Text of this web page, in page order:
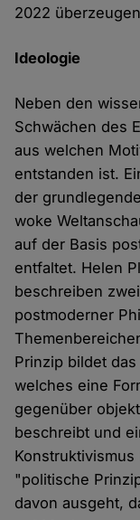
2022
Ideologie
Neben den
Schwächen des
aus welchen
entstanden ist.
der
woke
auf der Basis
entfaltet. Helen
beschreiben
postmoderner
Prinzip bildet
welches eine
gegenüber
beschreibt und
"politische
davon ausgeht,